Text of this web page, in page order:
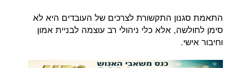
התאמת סגנון התקשורת לצרכים של העובדים היא לא
סימן לחולשה, אלא כלי ניהולי רב עוצמה לבניית אמון
וחיבור אישי.